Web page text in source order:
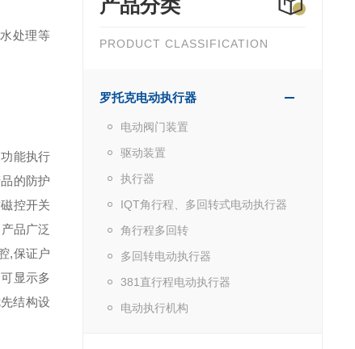
产品分类
PRODUCT CLASSIFICATION
罗托克电动执行器
电动阀门装置
驱动装置
执行器
IQT角行程、多回转式电动执行器
角行程多回转
多回转电动执行器
381直行程电动执行器
电动执行机构
处理等
能执行
的防护
控开关
品广泛
,保证户
显示多
结构设